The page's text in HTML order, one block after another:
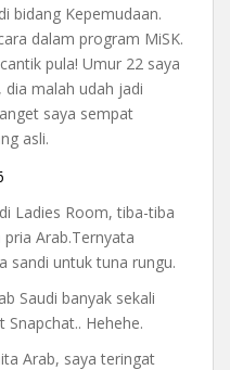
bidang Kepemudaan.
dalam program MiSK.
pula! Umur 22 saya
malah udah jadi
saya sempat
asli.
Ladies Room, tiba-tiba
Arab.Ternyata
sandi untuk tuna rungu.
Saudi banyak sekali
Snapchat.. Hehehe.
Arab, saya teringat